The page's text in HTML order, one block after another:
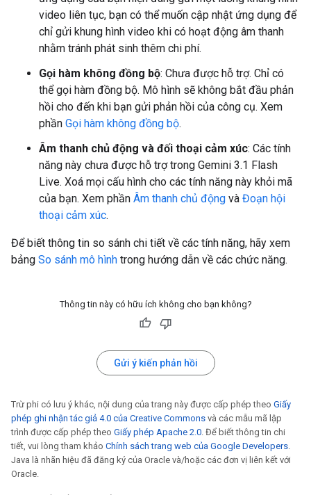
video liên tục, bạn có thể muốn cập nhật ứng dụng để
chỉ gửi khung hình video khi có hoạt động âm thanh
nhằm tránh phát sinh thêm chi phí.
Gọi hàm không đồng bộ: Chưa được hỗ trợ. Chỉ có
thể gọi hàm đồng bộ. Mô hình sẽ không bắt đầu phản
hồi cho đến khi bạn gửi phản hồi của công cụ. Xem
phần Gọi hàm không đồng bộ.
Âm thanh chủ động và đối thoại cảm xúc: Các tính
năng này chưa được hỗ trợ trong Gemini 3.1 Flash
Live. Xoá mọi cấu hình cho các tính năng này khỏi mã
của bạn. Xem phần Âm thanh chủ động và Đoạn hội
thoại cảm xúc.
Để biết thông tin so sánh chi tiết về các tính năng, hãy xem
bảng So sánh mô hình trong hướng dẫn về các chức năng.
Thông tin này có hữu ích không cho bạn không?
Gửi ý kiến phản hồi
Trừ phi có lưu ý khác, nội dung của trang này được cấp phép theo Giấy
phép ghi nhận tác giả 4.0 của Creative Commons và các mẫu mã lập
trình được cấp phép theo Giấy phép Apache 2.0. Để biết thông tin chi
tiết, vui lòng tham khảo Chính sách trang web của Google Developers.
Java là nhãn hiệu đã đăng ký của Oracle và/hoặc các đơn vị liên kết với
Oracle.